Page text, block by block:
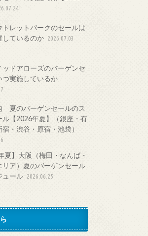
トレットパークのセールは
しているのか 2026.07.03
ッドアローズのバーゲンセ
つ実施しているか
夏のバーゲンセールのス
ル【2026年夏】（銀座・有
・渋谷・原宿・池袋）
夏】大阪（梅田・なんば・
リア）夏のバーゲンセール
ュール 2026.06.25